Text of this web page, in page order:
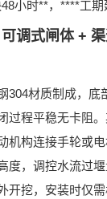
小时**，****工期
调式闸体 +
304材质制成，底
过程平稳无卡阻
机构连接手轮或
度，调控水流过
开挖，安装时仅